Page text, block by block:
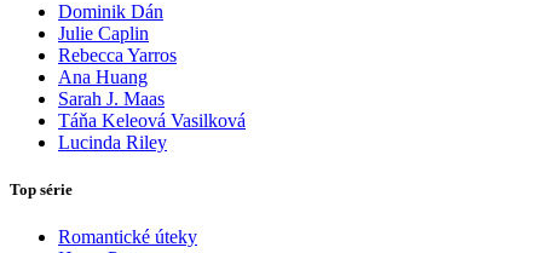
Dominik Dán
Julie Caplin
Rebecca Yarros
Ana Huang
Sarah J. Maas
Táňa Keleová Vasilková
Lucinda Riley
Top série
Romantické úteky